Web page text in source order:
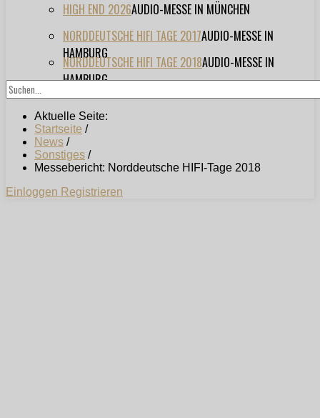
HIGH END 2026AUDIO-MESSE IN MÜNCHEN
NORDDEUTSCHE HIFI TAGE 2017AUDIO-MESSE IN
HAMBURG
NORDDEUTSCHE HIFI TAGE 2018AUDIO-MESSE IN
HAMBURG
Aktuelle Seite:
Startseite /
News /
Sonstiges /
Messebericht: Norddeutsche HIFI-Tage 2018
Einloggen Registrieren